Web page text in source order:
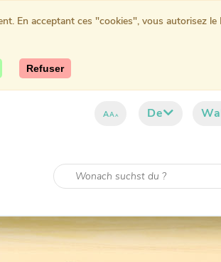
AAA De
En acceptant ces "cookies", vous autorisez
Refuser